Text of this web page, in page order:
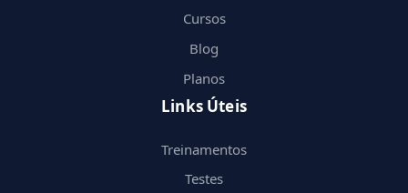
Cursos
Blog
Planos
Links Úteis
Treinamentos
Testes